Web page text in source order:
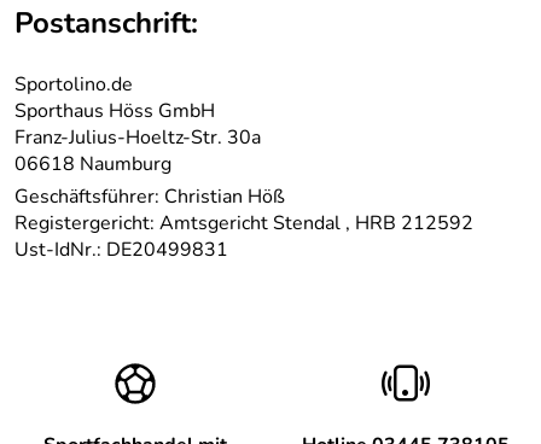
Postanschrift:
Sportolino.de
Sporthaus Höss GmbH
Franz-Julius-Hoeltz-Str. 30a
06618 Naumburg
Geschäftsführer: Christian Höß
Registergericht: Amtsgericht Stendal , HRB 212592
Ust-IdNr.: DE20499831